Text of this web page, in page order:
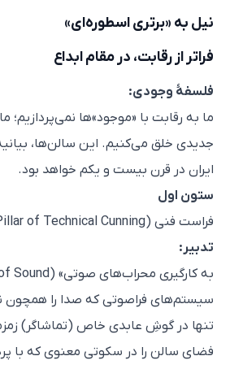
نیل به «برتری اسطوره‌ای»
فراتر از رقابت، در مقام ابداع
فلسفهٔ وجودی:
ما به رقابت با «موجود»ها نمی‌پردازیم؛ ما
جدیدی خلق می‌کنیم. این سالن‌ها، بیانیۀ
ایران در قرن بیست و یکم خواهد بود.
ستون اول
فراست فنی (The Pillar of Technical Cunning)
تدبیر:
سیستم‌های فراصوتی که صدا را همچون
تنها در گوشِ عابدی خاص (تماشاگر) زمزمه
فضای سالن را در سکوتی معنوی که با